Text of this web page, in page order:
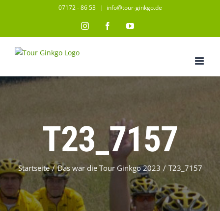
07172 - 86 53 | info@tour-ginkgo.de
InstagramFacebookYouTube
T23_7157
Startseite / Das war die Tour Ginkgo 2023 / T23_7157